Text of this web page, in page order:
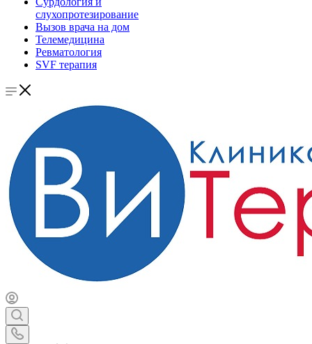
слухопротезирование
Вызов врача на дом
Телемедицина
Ревматология
SVF терапия